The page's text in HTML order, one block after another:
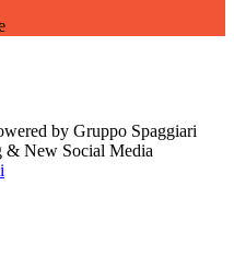
by Gruppo Spaggiari
& New Social Media